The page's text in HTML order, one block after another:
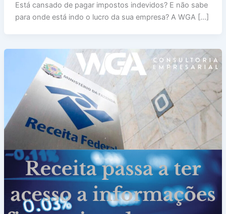
Está cansado de pagar impostos indevidos? E não sabe
para onde está indo o lucro da sua empresa? A WGA […]